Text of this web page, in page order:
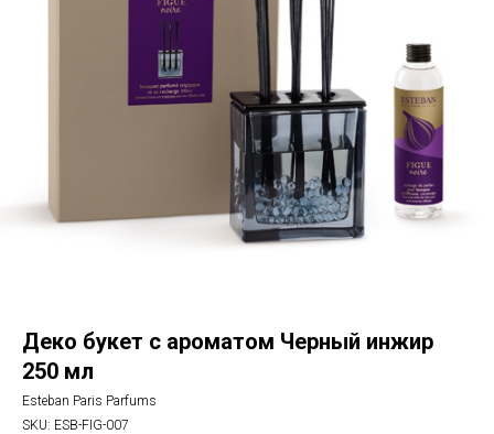
Деко букет с ароматом Черный инжир
250 мл
Esteban Paris Parfums
SKU: ESB-FIG-007